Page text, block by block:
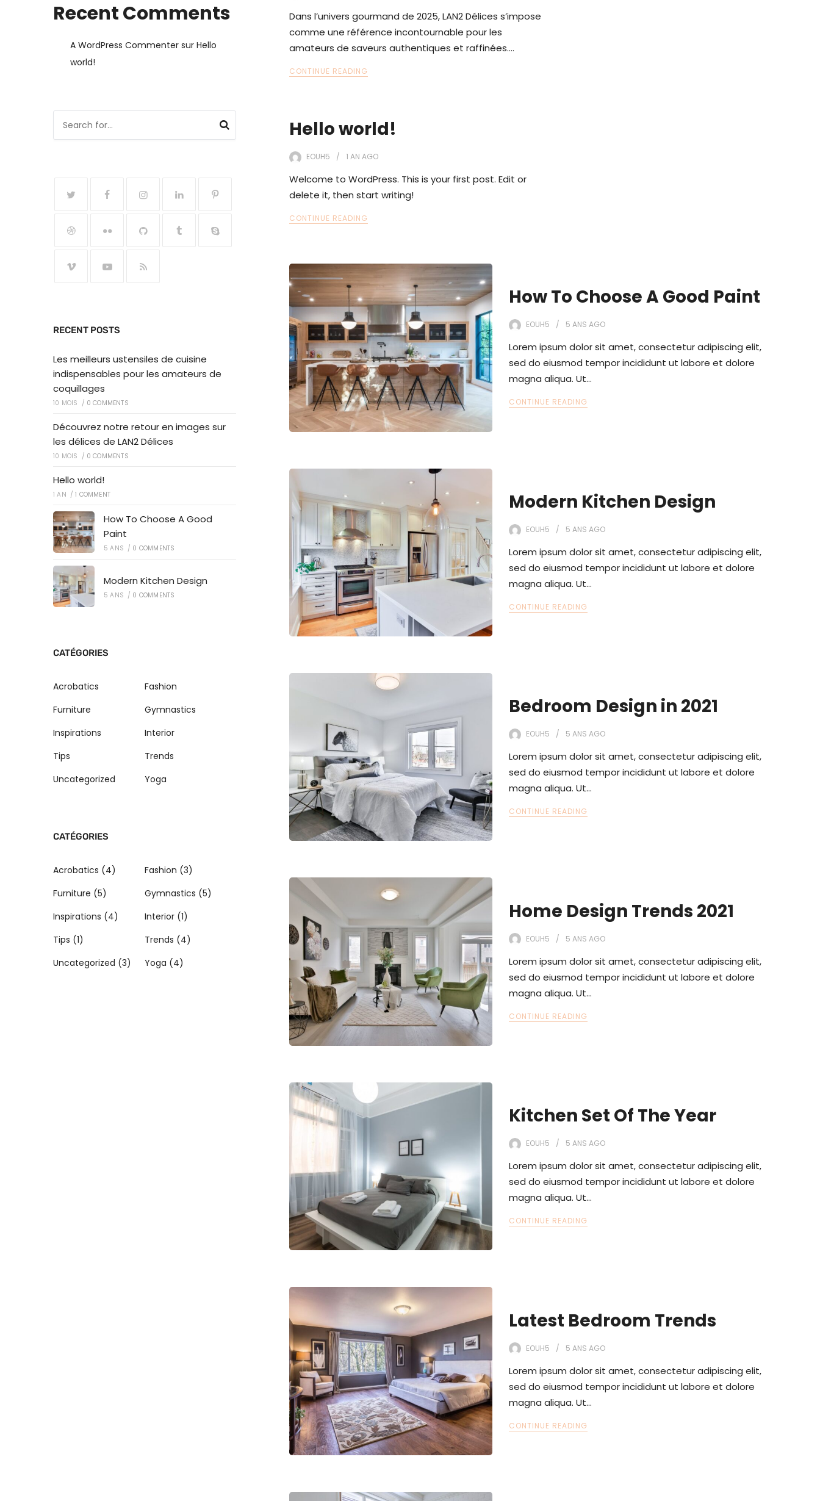
Dans l’univers gourmand de 2025, LAN2 Délices s’impose
comme une référence incontournable pour les
amateurs de saveurs authentiques et raffinées.…
CONTINUE READING
Hello world!
EOUH5 1 AN AGO
Welcome to WordPress. This is your first post. Edit or
delete it, then start writing!
CONTINUE READING
How To Choose A Good Paint
EOUH5 5 ANS AGO
Lorem ipsum dolor sit amet, consectetur adipiscing elit,
sed do eiusmod tempor incididunt ut labore et dolore
magna aliqua. Ut…
CONTINUE READING
Modern Kitchen Design
EOUH5 5 ANS AGO
Lorem ipsum dolor sit amet, consectetur adipiscing elit,
sed do eiusmod tempor incididunt ut labore et dolore
magna aliqua. Ut…
CONTINUE READING
Bedroom Design in 2021
EOUH5 5 ANS AGO
Lorem ipsum dolor sit amet, consectetur adipiscing elit,
sed do eiusmod tempor incididunt ut labore et dolore
magna aliqua. Ut…
CONTINUE READING
Home Design Trends 2021
EOUH5 5 ANS AGO
Lorem ipsum dolor sit amet, consectetur adipiscing elit,
sed do eiusmod tempor incididunt ut labore et dolore
magna aliqua. Ut…
CONTINUE READING
Kitchen Set Of The Year
EOUH5 5 ANS AGO
Lorem ipsum dolor sit amet, consectetur adipiscing elit,
sed do eiusmod tempor incididunt ut labore et dolore
magna aliqua. Ut…
CONTINUE READING
Latest Bedroom Trends
EOUH5 5 ANS AGO
Lorem ipsum dolor sit amet, consectetur adipiscing elit,
sed do eiusmod tempor incididunt ut labore et dolore
magna aliqua. Ut…
CONTINUE READING
Recent Comments
A WordPress Commenter sur Hello
world!
RECENT POSTS
Les meilleurs ustensiles de cuisine
indispensables pour les amateurs de
coquillages
10 MOIS / 0 COMMENTS
Découvrez notre retour en images sur
les délices de LAN2 Délices
10 MOIS / 0 COMMENTS
Hello world!
1 AN / 1 COMMENT
How To Choose A Good
Paint
5 ANS / 0 COMMENTS
Modern Kitchen Design
5 ANS / 0 COMMENTS
CATÉGORIES
Acrobatics
Fashion
Furniture
Gymnastics
Inspirations
Interior
Tips
Trends
Uncategorized
Yoga
CATÉGORIES
Acrobatics (4) Fashion (3)
Furniture (5) Gymnastics (5)
Inspirations (4) Interior (1)
Tips (1) Trends (4)
Uncategorized (3) Yoga (4)